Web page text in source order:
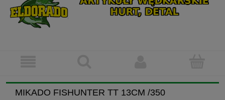
MIKADO FISHUNTER TT 13CM /350